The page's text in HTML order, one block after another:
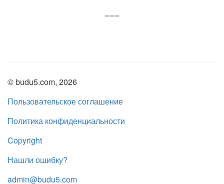
© budu5.com, 2026
Пользовательское соглашение
Политика конфиденциальности
Copyright
Нашли ошибку?
admin@budu5.com